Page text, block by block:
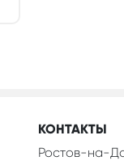
КОНТАКТЫ
Ростов-на-